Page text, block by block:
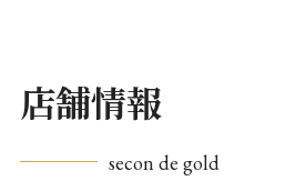
店舗情報
secon de gold